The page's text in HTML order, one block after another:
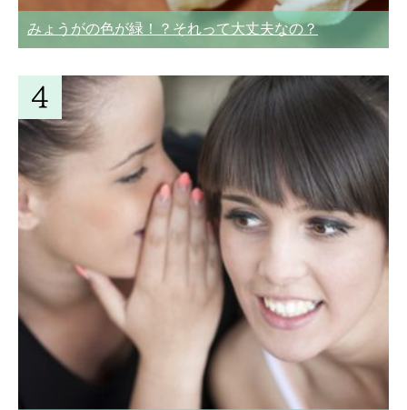
みょうがの色が緑！？それって大丈夫なの？